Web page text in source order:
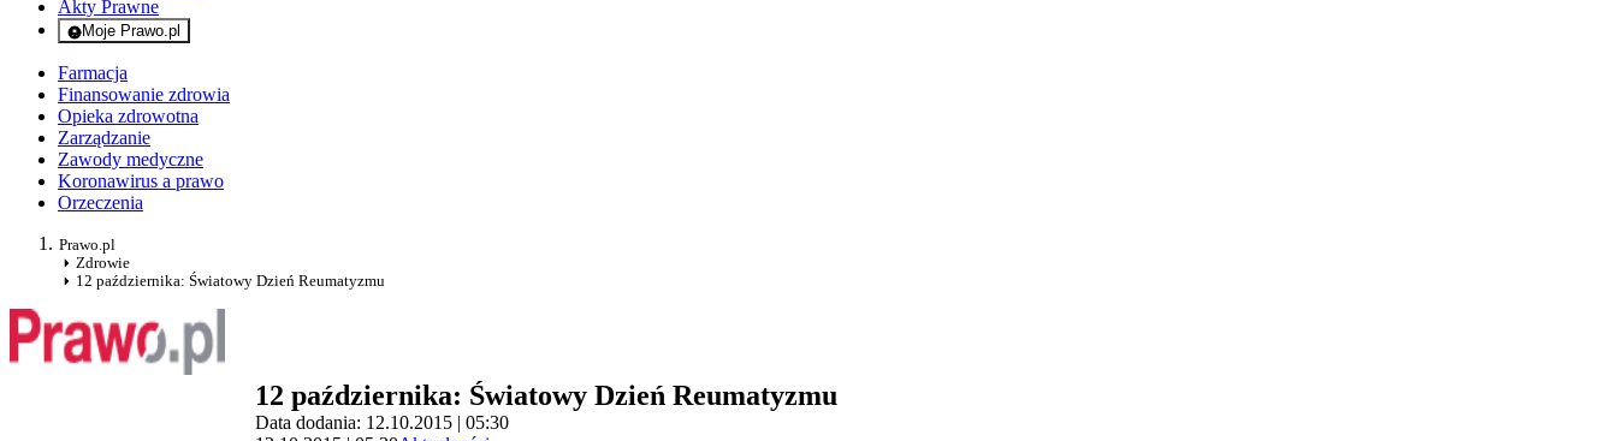
Akty Prawne
Moje Prawo.pl
- rejestracja i logowanie do serwisu
Farmacja
Finansowanie zdrowia
Opieka zdrowotna
Zarządzanie
Zawody medyczne
Koronawirus a prawo
Orzeczenia
Prawo.pl
Zdrowie
12 października: Światowy Dzień Reumatyzmu
12 października: Światowy Dzień Reumatyzmu
Data dodania: 12.10.2015 | 05:30